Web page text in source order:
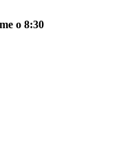
o 8:30